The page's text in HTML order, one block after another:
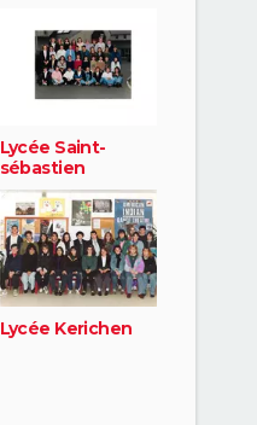
Lycée Saint-
sébastien
Lycée Kerichen